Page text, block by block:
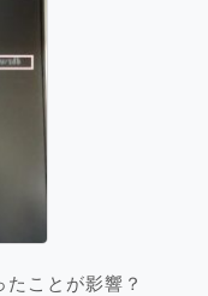
ことが影響？